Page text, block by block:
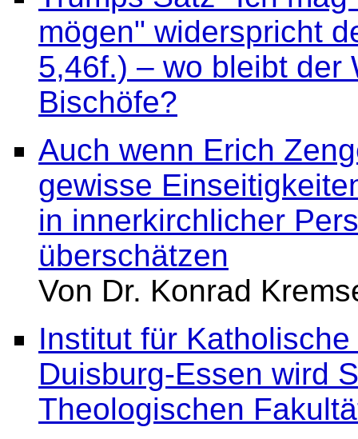
mögen" widerspricht
5,46f.) – wo bleibt der
Bischöfe?
Auch wenn Erich
gewisse
in innerkirchlicher
überschätzen
Von Dr. Konrad
Institut für
Duisburg-Essen wird
Theologischen